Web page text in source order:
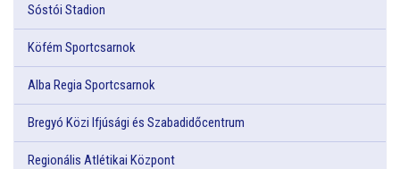
Sóstói Stadion
Köfém Sportcsarnok
Alba Regia Sportcsarnok
Bregyó Közi Ifjúsági és Szabadidőcentrum
Regionális Atlétikai Központ